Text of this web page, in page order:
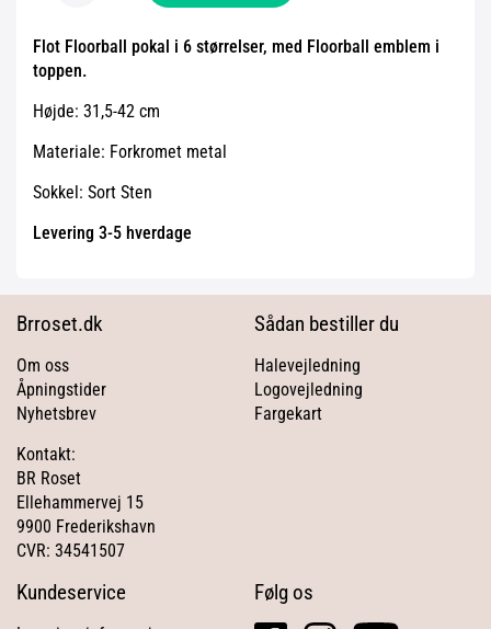
Flot Floorball pokal i 6 størrelser, med Floorball emblem i
toppen.
Højde: 31,5-42 cm
Materiale: Forkromet metal
Sokkel: Sort Sten
Levering 3-5 hverdage
Brroset.dk
Om oss
Åpningstider
Nyhetsbrev
Kontakt:
BR Roset
Ellehammervej 15
9900 Frederikshavn
CVR: 34541507
Sådan bestiller du
Halevejledning
Logovejledning
Fargekart
Kundeservice Følg os